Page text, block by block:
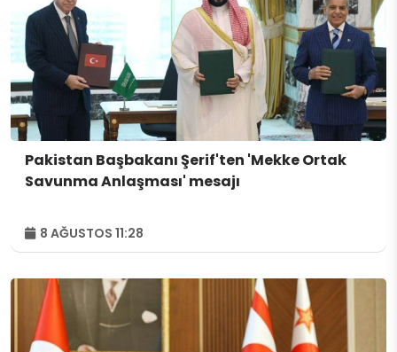
Pakistan Başbakanı Şerif'ten 'Mekke Ortak
Savunma Anlaşması' mesajı
8 AĞUSTOS 11:28